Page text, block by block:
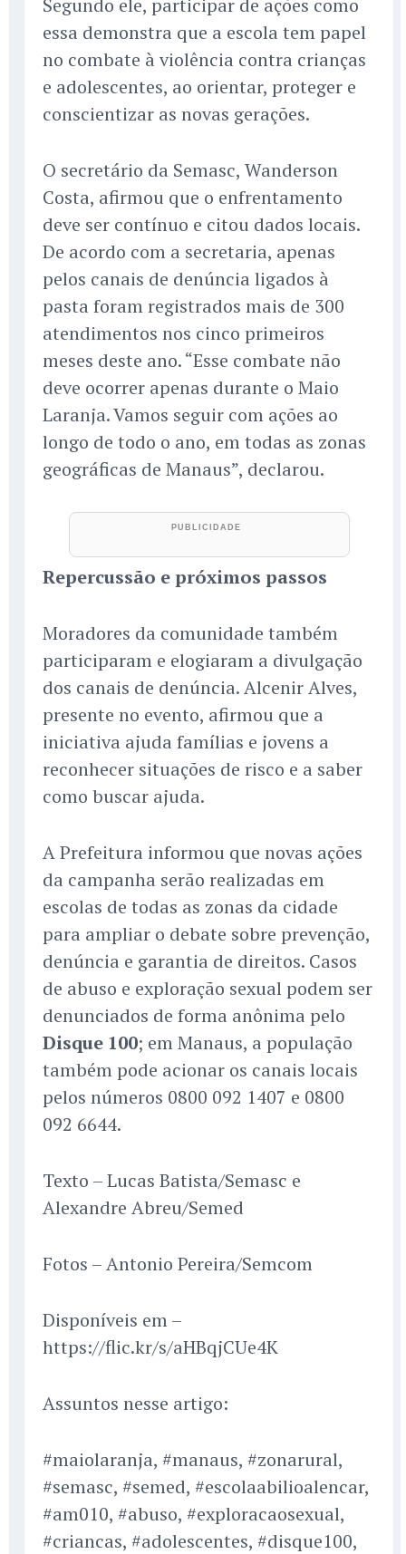
Segundo ele, participar de ações como
essa demonstra que a escola tem papel
no combate à violência contra crianças
e adolescentes, ao orientar, proteger e
conscientizar as novas gerações.
O secretário da Semasc, Wanderson
Costa, afirmou que o enfrentamento
deve ser contínuo e citou dados locais.
De acordo com a secretaria, apenas
pelos canais de denúncia ligados à
pasta foram registrados mais de 300
atendimentos nos cinco primeiros
meses deste ano. “Esse combate não
deve ocorrer apenas durante o Maio
Laranja. Vamos seguir com ações ao
longo de todo o ano, em todas as zonas
geográficas de Manaus”, declarou.
Repercussão e próximos passos
Moradores da comunidade também
participaram e elogiaram a divulgação
dos canais de denúncia. Alcenir Alves,
presente no evento, afirmou que a
iniciativa ajuda famílias e jovens a
reconhecer situações de risco e a saber
como buscar ajuda.
A Prefeitura informou que novas ações
da campanha serão realizadas em
escolas de todas as zonas da cidade
para ampliar o debate sobre prevenção,
denúncia e garantia de direitos. Casos
de abuso e exploração sexual podem ser
denunciados de forma anônima pelo
Disque 100; em Manaus, a população
também pode acionar os canais locais
pelos números 0800 092 1407 e 0800
092 6644.
Texto – Lucas Batista/Semasc e
Alexandre Abreu/Semed
Fotos – Antonio Pereira/Semcom
Disponíveis em –
https://flic.kr/s/aHBqjCUe4K
Assuntos nesse artigo:
#maiolaranja, #manaus, #zonarural,
#semasc, #semed, #escolaabilioalencar,
#am010, #abuso, #exploracaosexual,
#criancas, #adolescentes, #disque100,